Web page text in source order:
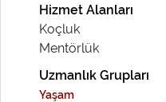
Hizmet Alanları
Koçluk
Mentörlük
Uzmanlık Grupları
Yaşam